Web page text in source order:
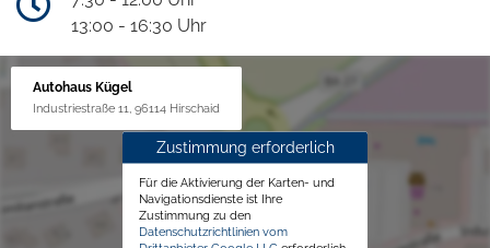
13:00 - 16:30 Uhr
Autohaus Kügel
Industriestraße 11, 96114 Hirschaid
Zustimmung erforderlich
Für die Aktivierung der Karten- und
Navigationsdienste ist Ihre
Zustimmung zu den
Datenschutzrichtlinien vom